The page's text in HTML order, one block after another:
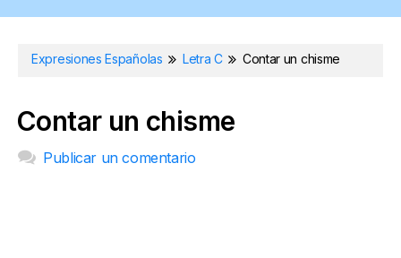
Expresiones Españolas Letra C Contar un chisme
Contar un chisme
Publicar un comentario